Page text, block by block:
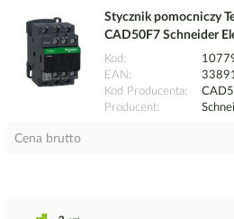
Stycznik pomocniczy
CAD50F7 Schneider
Kod
EAN
Kod Producenta
Producent
Cena brutto